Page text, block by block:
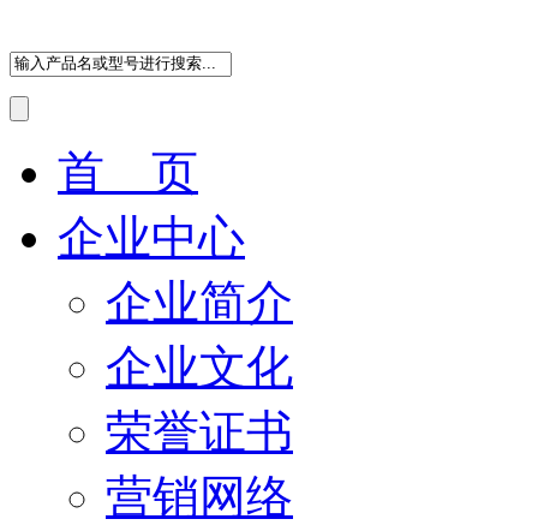
首 页
企业中心
企业简介
企业文化
荣誉证书
营销网络